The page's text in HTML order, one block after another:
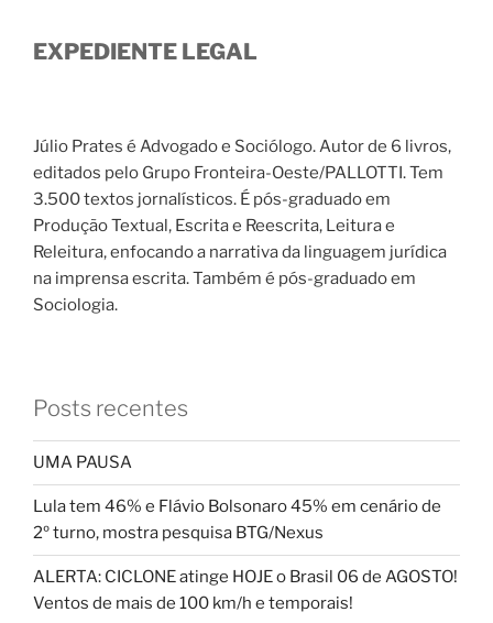
EXPEDIENTE LEGAL
Júlio Prates é Advogado e Sociólogo. Autor de 6 livros,
editados pelo Grupo Fronteira-Oeste/PALLOTTI. Tem
3.500 textos jornalísticos. É pós-graduado em
Produção Textual, Escrita e Reescrita, Leitura e
Releitura, enfocando a narrativa da linguagem jurídica
na imprensa escrita. Também é pós-graduado em
Sociologia.
Posts recentes
UMA PAUSA
Lula tem 46% e Flávio Bolsonaro 45% em cenário de
2º turno, mostra pesquisa BTG/Nexus
ALERTA: CICLONE atinge HOJE o Brasil 06 de AGOSTO!
Ventos de mais de 100 km/h e temporais!